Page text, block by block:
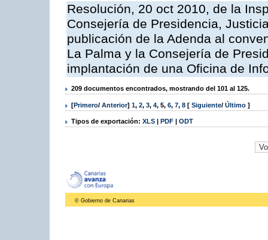
Resolución, 20 oct 2010, de la
Consejería de Presidencia,
publicación de la Adenda al
La Palma y la Consejería de
implantación de una Oficina de
209 documentos encontrados, mostrando del 101 al 125.
[Primero/ Anterior] 1, 2, 3, 4, 5, 6, 7, 8 [ Siguiente/ Último ]
Tipos de exportación: XLS | PDF | ODT
© Gobierno de Canarias